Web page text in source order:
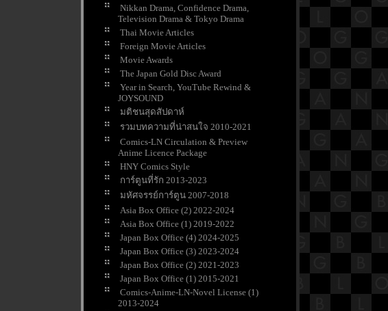
Nikkan Drama, Confidence Drama,
Television Drama & Tokyo Drama
Thai Movie Articles
Foreign Movie Articles
Movie Awards
The Japan Gold Disc Award
Year in Search, YouTube Rewind &
JOYSOUND
มติชนสุดสัปดาห์
รวมบทความที่น่าสนใจ 2010-2021
Comics-LN Circulation & Preview
Anime Licence Package
HNY Comics Style
การ์ตูนที่รัก 2013-2023
มหัศจรรย์การ์ตูน 2007-2018
Asia Box Office (2) 2022-2024
Asia Box Office (1) 2019-2022
Japan Box Office (4) 2024-2025
Japan Box Office (3) 2023-2024
Japan Box Office (2) 2021-2023
Japan Box Office (1) 2015-2021
Comics-Anime-LN-Novel License (1)
2013-2024